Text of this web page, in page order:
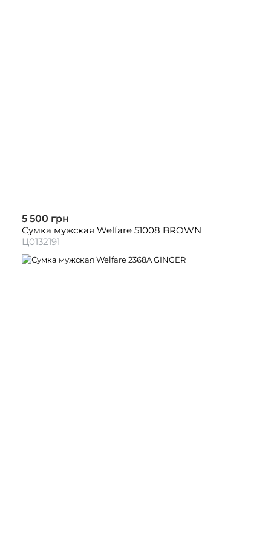
5 500 грн
Сумка мужская Welfare 51008 BROWN
Ц0132191